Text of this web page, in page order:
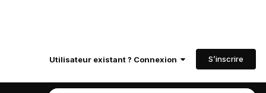
Utilisateur existant ? Connexion S’inscrire